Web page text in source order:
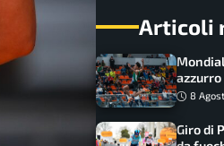
Articoli
azzurro
Inzoli
8
Giro di